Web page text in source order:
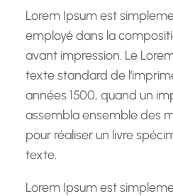
hLorem Ipsum est
employé dans la
avant impression. Le
texte standard de
années 1500, quand un
assembla ensemble des
pour réaliser un livre
texte.
Lorem Ipsum est